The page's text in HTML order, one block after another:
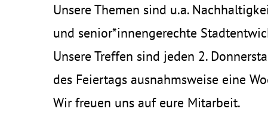
Unsere Themen sind u.a.
und senior*innengerechte
Unsere Treffen sind jeden 2.
des Feiertags ausnahmsweise eine
Wir freuen uns auf eure Mitarbeit.